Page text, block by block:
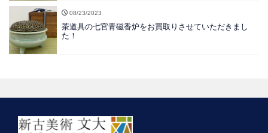
08/23/2023
茶道具の七官青磁香炉をお買取りさせていただきまし
た！